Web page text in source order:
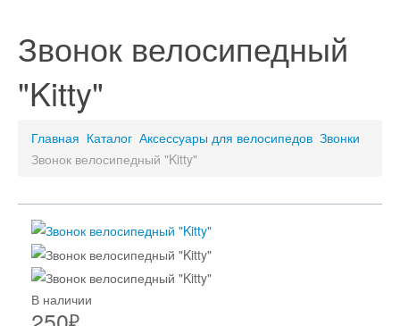
Звонок велосипедный
"Kitty"
Главная Каталог Аксессуары для велосипедов Звонки
Звонок велосипедный "Kitty"
В наличии
₽